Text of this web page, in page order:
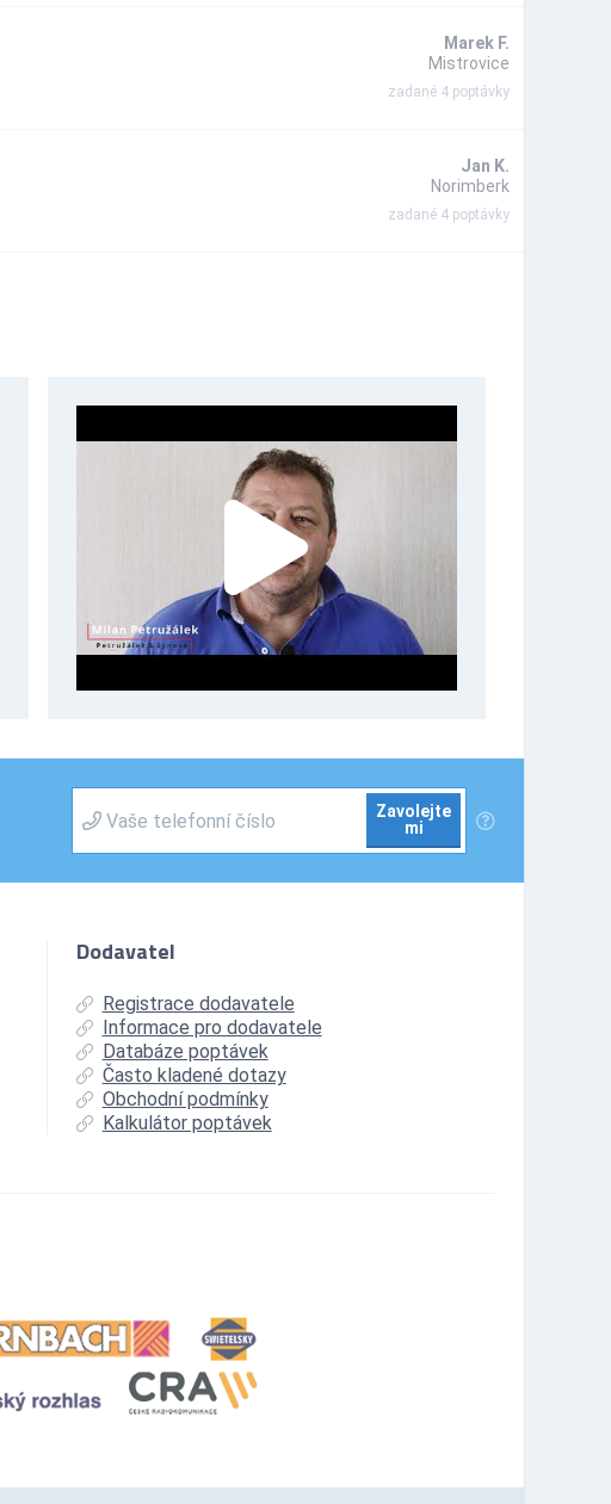
Marek F.
Mistrovice
zadané 4 poptávky
Jan K.
Norimberk
zadané 4 poptávky
Zavolejte
mi
Dodavatel
Registrace dodavatele
Informace pro dodavatele
Databáze poptávek
Často kladené dotazy
Obchodní podmínky
Kalkulátor poptávek